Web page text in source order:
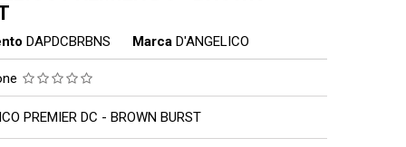
DAPDCBRBNS Marca D'ANGELICO
PREMIER DC - BROWN BURST